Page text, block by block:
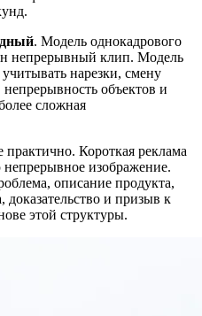
. Модель однокадрового
непрерывный клип. Модель
нарезки, смену
объектов и
сложная
практично. Короткая реклама
непрерывное изображение.
описание продукта,
и призыв к
этой структуры.